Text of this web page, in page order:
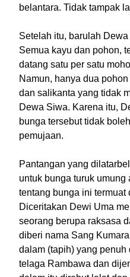
belantara. Tidak tampak
Setelah itu, barulah
Semua kayu dan pohon,
datang satu per satu
Namun, hanya dua
dan salikanta yang tidak
Dewa Siwa. Karena itu,
bunga tersebut tidak
pemujaan.
Pantangan yang
untuk bunga turuk
tentang bunga ini termuat
Diceritakan Dewi Uma
seorang berupa raksasa
diberi nama Sang
dalam (tapih) yang
telaga Rambawa dan